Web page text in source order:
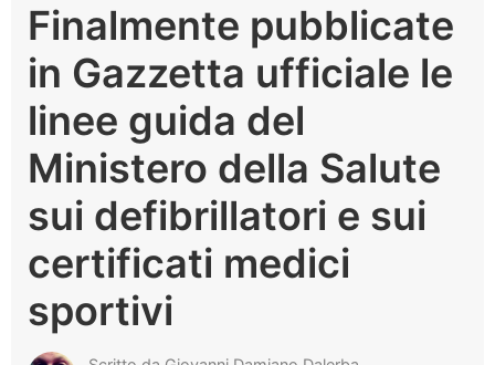
Finalmente pubblicate
in Gazzetta ufficiale le
linee guida del
Ministero della Salute
sui defibrillatori e sui
certificati medici
sportivi